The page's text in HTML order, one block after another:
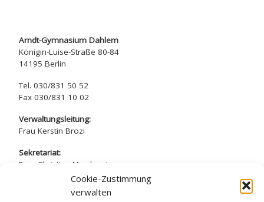
Cookie-Zustimmung
verwalten
Arndt-Gymnasium Dahlem
Königin-Luise-Straße 80-84
14195 Berlin
Tel. 030/831 50 52
Fax 030/831 10 02
Verwaltungsleitung:
Frau Kerstin Brozi
Sekretariat:
Frau Christina Marchewicz
Frau Nadine Simros
sekretariat@arndt-gymnasium.de